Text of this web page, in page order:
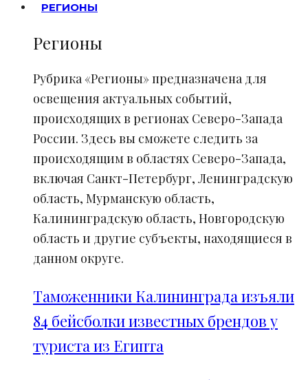
РЕГИОНЫ
Регионы
Рубрика «Регионы» предназначена для
освещения актуальных событий,
происходящих в регионах Северо-Запада
России. Здесь вы сможете следить за
происходящим в областях Северо-Запада,
включая Санкт-Петербург, Ленинградскую
область, Мурманскую область,
Калининградскую область, Новгородскую
область и другие субъекты, находящиеся в
данном округе.
Таможенники Калининграда изъяли
84 бейсболки известных брендов у
туриста из Египта